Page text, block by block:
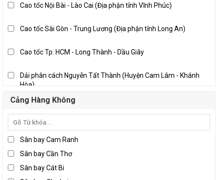
Thanh Hóa
Đồng Nai
Long An
Tiền Giang
Vĩnh Long
Cao tốc Nội Bài - Lào Cai (Địa phận tỉnh Vĩnh Phúc)
Cao tốc Sài Gòn - Trung Lương (Địa phận tỉnh Long An)
Cao tốc Tp. HCM - Long Thành - Dầu Giây
Dải phân cách Nguyễn Tất Thành (Huyện Cam Lâm - Khánh
Hòa)
Pháp Vân - Cầu Giẽ
Quốc lộ 10 địa phận Hải Phòng
Quốc lộ 10, Nam Định - Thái Bình
Quốc lộ 1A, Đà Nẵng - Tam Kỳ (Địa phận tỉnh Quảng Nam)
Cảng Hàng Không
Sân bay Cam Ranh
Sân bay Cần Thơ
Sân bay Cát Bi